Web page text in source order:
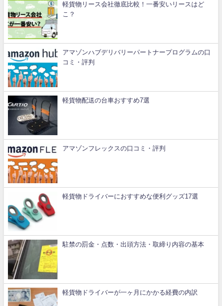
軽貨物リース会社徹底比較！一番安いリースはど
こ？
アマゾンハブデリバリーパートナープログラムの口
コミ・評判
軽貨物配送の台車おすすめ7選
アマゾンフレックスの口コミ・評判
軽貨物ドライバーにおすすめな便利グッズ17選
駐禁の罰金・点数・出頭方法・取締り内容の基本
軽貨物ドライバーが一ヶ月にかかる経費の内訳